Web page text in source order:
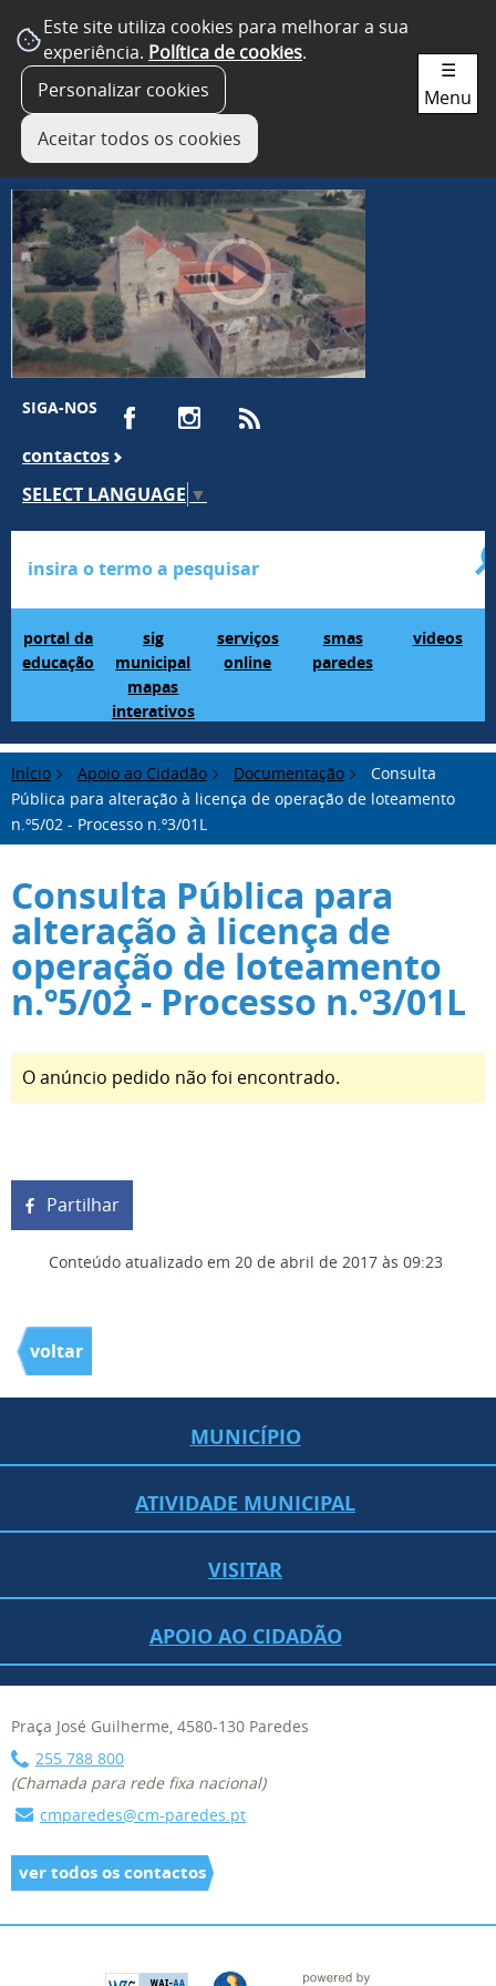
Este site utiliza cookies para melhorar a sua
experiência. Política de cookies.
Personalizar cookies
Aceitar todos os cookies
SIGA-NOS
contactos
SELECT LANGUAGE ▼
portal da
educação
sig
municipal
mapas
interativos
serviços
online
smas
paredes
videos
☰
Menu
Início Apoio ao Cidadão Documentação
Consulta
Pública para alteração à licença de operação de loteamento
n.º5/02 - Processo n.º3/01L
Consulta Pública para
alteração à licença de
operação de loteamento
n.º5/02 - Processo n.º3/01L
O anúncio pedido não foi encontrado.
Partilhar
Conteúdo atualizado em 20 de abril de 2017 às 09:23
voltar
MUNICÍPIO
ATIVIDADE MUNICIPAL
VISITAR
APOIO AO CIDADÃO
Praça José Guilherme, 4580-130 Paredes
255 788 800
(Chamada para rede fixa nacional)
cmparedes@cm-paredes.pt
ver todos os contactos